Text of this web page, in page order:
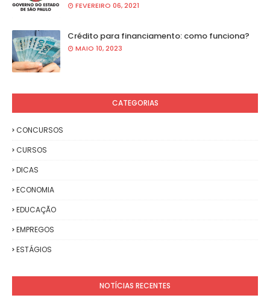
FEVEREIRO 06, 2021
Crédito para financiamento: como funciona?
MAIO 10, 2023
CATEGORIAS
CONCURSOS
CURSOS
DICAS
ECONOMIA
EDUCAÇÃO
EMPREGOS
ESTÁGIOS
NOTÍCIAS RECENTES